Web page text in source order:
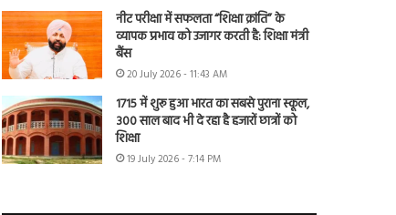
नीट परीक्षा में सफलता “शिक्षा क्रांति” के
व्यापक प्रभाव को उजागर करती है: शिक्षा मंत्री
बैंस
20 July 2026 - 11:43 AM
1715 में शुरू हुआ भारत का सबसे पुराना स्कूल,
300 साल बाद भी दे रहा है हजारों छात्रों को
शिक्षा
19 July 2026 - 7:14 PM